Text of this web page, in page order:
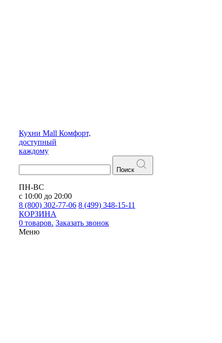
Кухни Mall Комфорт,
доступный
каждому
Поиск
ПН-ВС
с 10:00 до 20:00
8 (800) 302-77-06 8 (499) 348-15-11
КОРЗИНА
0 товаров. Заказать звонок
Меню